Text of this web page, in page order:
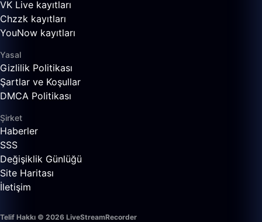
VK Live kayıtları
Chzzk kayıtları
YouNow kayıtları
Yasal
Gizlilik Politikası
Şartlar ve Koşullar
DMCA Politikası
Şirket
Haberler
SSS
Değişiklik Günlüğü
Site Haritası
İletişim
Telif Hakkı © 2026 LiveStreamRecorder